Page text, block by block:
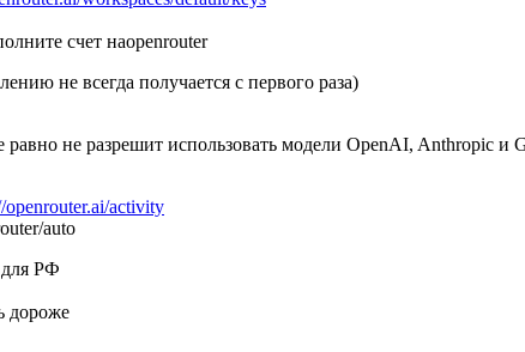
счет наopenrouter
не всегда получается с первого раза)
равно не разрешит использовать модели OpenAI, Anthropic и
openrouter.ai/activity
auto
для РФ
дороже